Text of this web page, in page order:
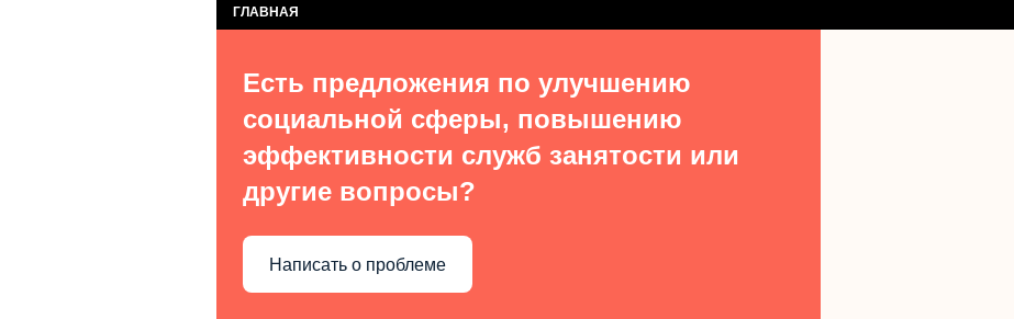
ГЛАВНАЯ
Есть предложения по улучшению
социальной сферы, повышению
эффективности служб занятости или
другие вопросы?
Написать о проблеме